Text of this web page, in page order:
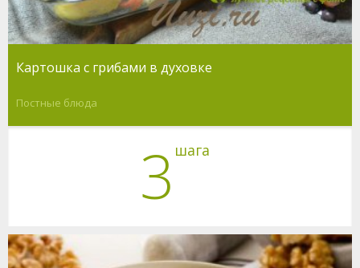
Картошка с грибами в духовке
Постные блюда
3 шага